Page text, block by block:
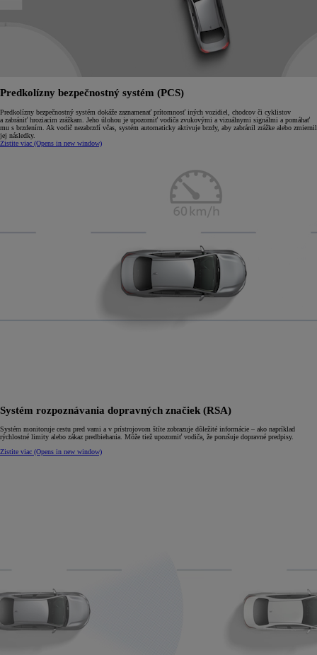
Predkolízny bezpečnostný systém (PCS)
Predkolízny bezpečnostný systém dokáže zaznamenať prítomnosť iných vozidiel, chodcov či cyklistov
a zabrániť hroziacim zrážkam. Jeho úlohou je upozorniť vodiča zvukovými a vizuálnymi signálmi a pomáhať
mu s brzdením. Ak vodič nezabrzdí včas, systém automaticky aktivuje brzdy, aby zabránil zrážke alebo zmiernil
jej následky.
Zistite viac (Opens in new window)
Systém rozpoznávania dopravných značiek (RSA)
Systém monitoruje cestu pred vami a v prístrojovom štíte zobrazuje dôležité informácie – ako napríklad
rýchlostné limity alebo zákaz predbiehania. Môže tiež upozorniť vodiča, že porušuje dopravné predpisy.
Zistite viac (Opens in new window)